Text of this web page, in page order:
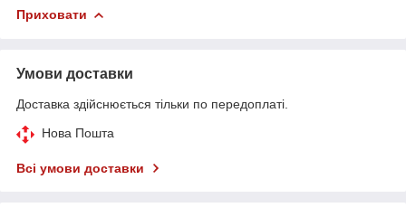
Приховати
Умови доставки
Доставка здійснюється тільки по передоплаті.
Нова Пошта
Всі умови доставки